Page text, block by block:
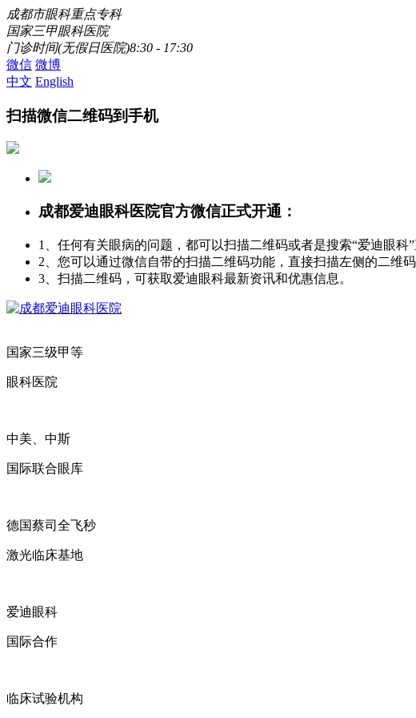
成都市眼科重点专科
国家三甲眼科医院
门诊时间(无假日医院)8:30 - 17:30
微信 微博
中文 English
扫描微信二维码到手机
成都爱迪眼科医院官方微信正式开通：
1、任何有关眼病的问题，都可以扫描二维码或者是搜索“爱迪眼科
2、您可以通过微信自带的扫描二维码功能，直接扫描左侧的二维码
3、扫描二维码，可获取爱迪眼科最新资讯和优惠信息。
国家三级甲等
眼科医院
中美、中斯
国际联合眼库
德国蔡司全飞秒
激光临床基地
爱迪眼科
国际合作
临床试验机构